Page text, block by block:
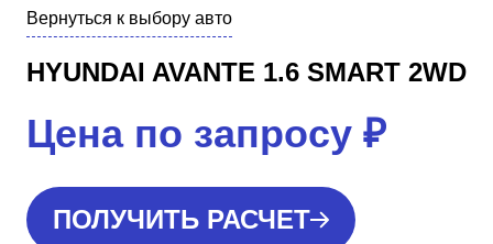
Вернуться к выбору авто
HYUNDAI AVANTE 1.6 SMART 2WD
Цена по запросу ₽
ПОЛУЧИТЬ РАСЧЕТ